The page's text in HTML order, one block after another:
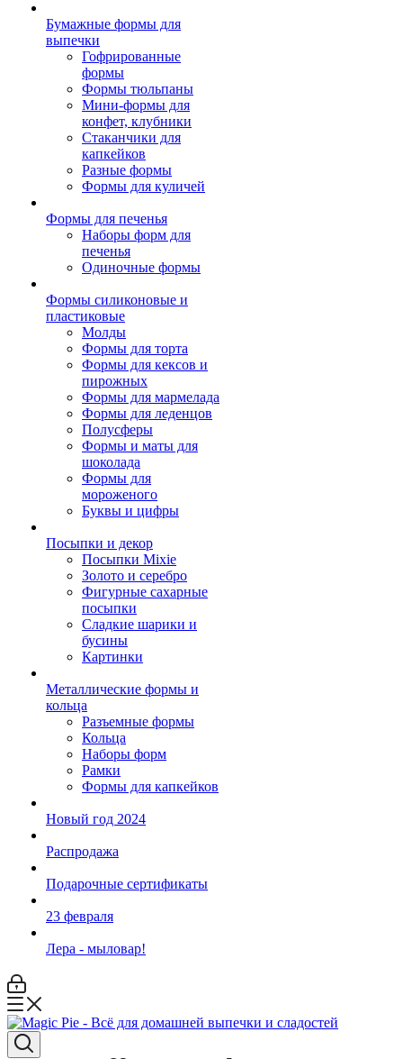
Бумажные формы для
выпечки
Гофрированные
формы
Формы тюльпаны
Мини-формы для
конфет, клубники
Стаканчики для
капкейков
Разные формы
Формы для куличей
Формы для печенья
Наборы форм для
печенья
Одиночные формы
Формы силиконовые и
пластиковые
Молды
Формы для торта
Формы для кексов и
пирожных
Формы для мармелада
Формы для леденцов
Полусферы
Формы и маты для
шоколада
Формы для
мороженого
Буквы и цифры
Посыпки и декор
Посыпки Mixie
Золото и серебро
Фигурные сахарные
посыпки
Сладкие шарики и
бусины
Картинки
Металлические формы и
кольца
Разъемные формы
Кольца
Наборы форм
Рамки
Формы для капкейков
Новый год 2024
Распродажа
Подарочные сертификаты
23 февраля
Лера - мыловар!